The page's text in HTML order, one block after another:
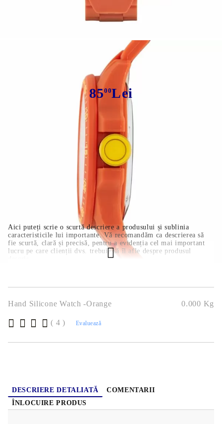
Ceas Decker Three Hand Silicone
Portocaliu
8500Lei
Aici puteți scrie o scurtă descriere a produsului și sublinia
caracteristicile lui importante. Vă recomandăm ca descrierea să
fie scurtă, clară și precisă, pentru a evidenția cel mai important
lucru pe care clienții dvs. trebuie să îl afle despre produsul
COMANDĂ RAPIDĂ
Noi vă vom contacta pentru finalizarea comenzii.
Hand Silicone Watch -Orange 0.000 Kg
( 4 ) Evaluează
DESCRIERE DETALIATĂ
COMENTARII
ÎNLOCUIRE PRODUS